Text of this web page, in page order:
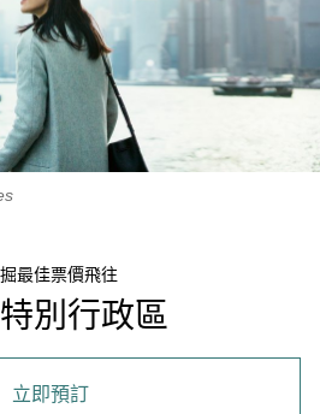
最佳票價飛往
別行政區
立即預訂